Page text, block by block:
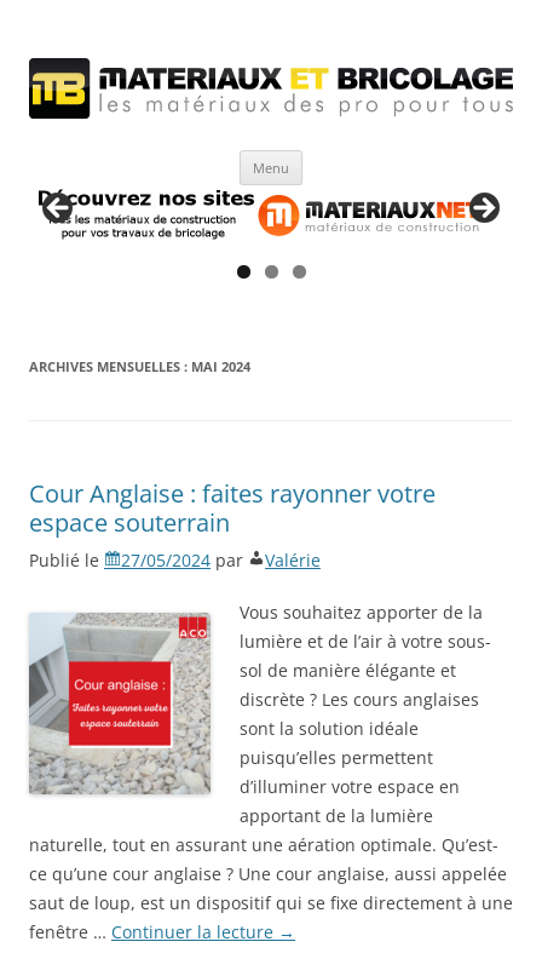
Menu
ARCHIVES MENSUELLES : MAI 2024
Cour Anglaise : faites rayonner votre
espace souterrain
Publié le 27/05/2024 par Valérie
Vous souhaitez apporter de la
lumière et de l’air à votre sous-
sol de manière élégante et
discrète ? Les cours anglaises
sont la solution idéale
puisqu’elles permettent
d’illuminer votre espace en
apportant de la lumière
naturelle, tout en assurant une aération optimale. Qu’est-
ce qu’une cour anglaise ? Une cour anglaise, aussi appelée
saut de loup, est un dispositif qui se fixe directement à une
fenêtre … Continuer la lecture →